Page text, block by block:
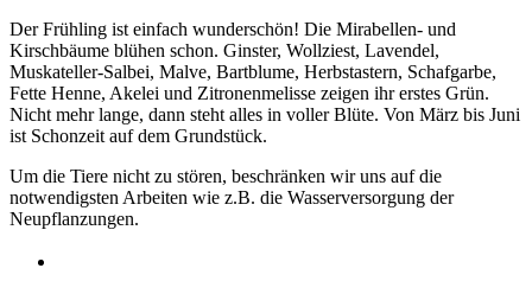
Der Frühling ist einfach wunderschön! Die Mirabellen- und
Kirschbäume blühen schon. Ginster, Wollziest, Lavendel,
Muskateller-Salbei, Malve, Bartblume, Herbstastern, Schafgarbe,
Fette Henne, Akelei und Zitronenmelisse zeigen ihr erstes Grün.
Nicht mehr lange, dann steht alles in voller Blüte. Von März bis Juni
ist Schonzeit auf dem Grundstück.
Um die Tiere nicht zu stören, beschränken wir uns auf die
notwendigsten Arbeiten wie z.B. die Wasserversorgung der
Neupflanzungen.